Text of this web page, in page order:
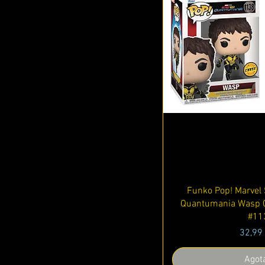
Vista
Funko Pop!
Quantumania Wasp
Precio
32,99